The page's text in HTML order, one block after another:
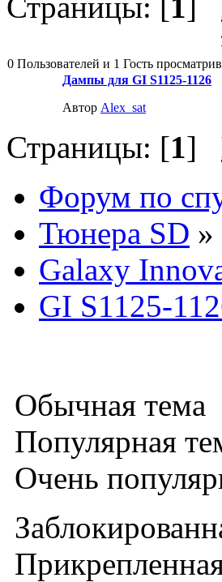
0 Пользователей и 1 Гость
Дампы для GI S1125-1126
Автор Alex_sat
Страницы: [1]
Форум по
Тюнера SD »
Galaxy
GI S1125-
Обычная тема
Популярная
Очень